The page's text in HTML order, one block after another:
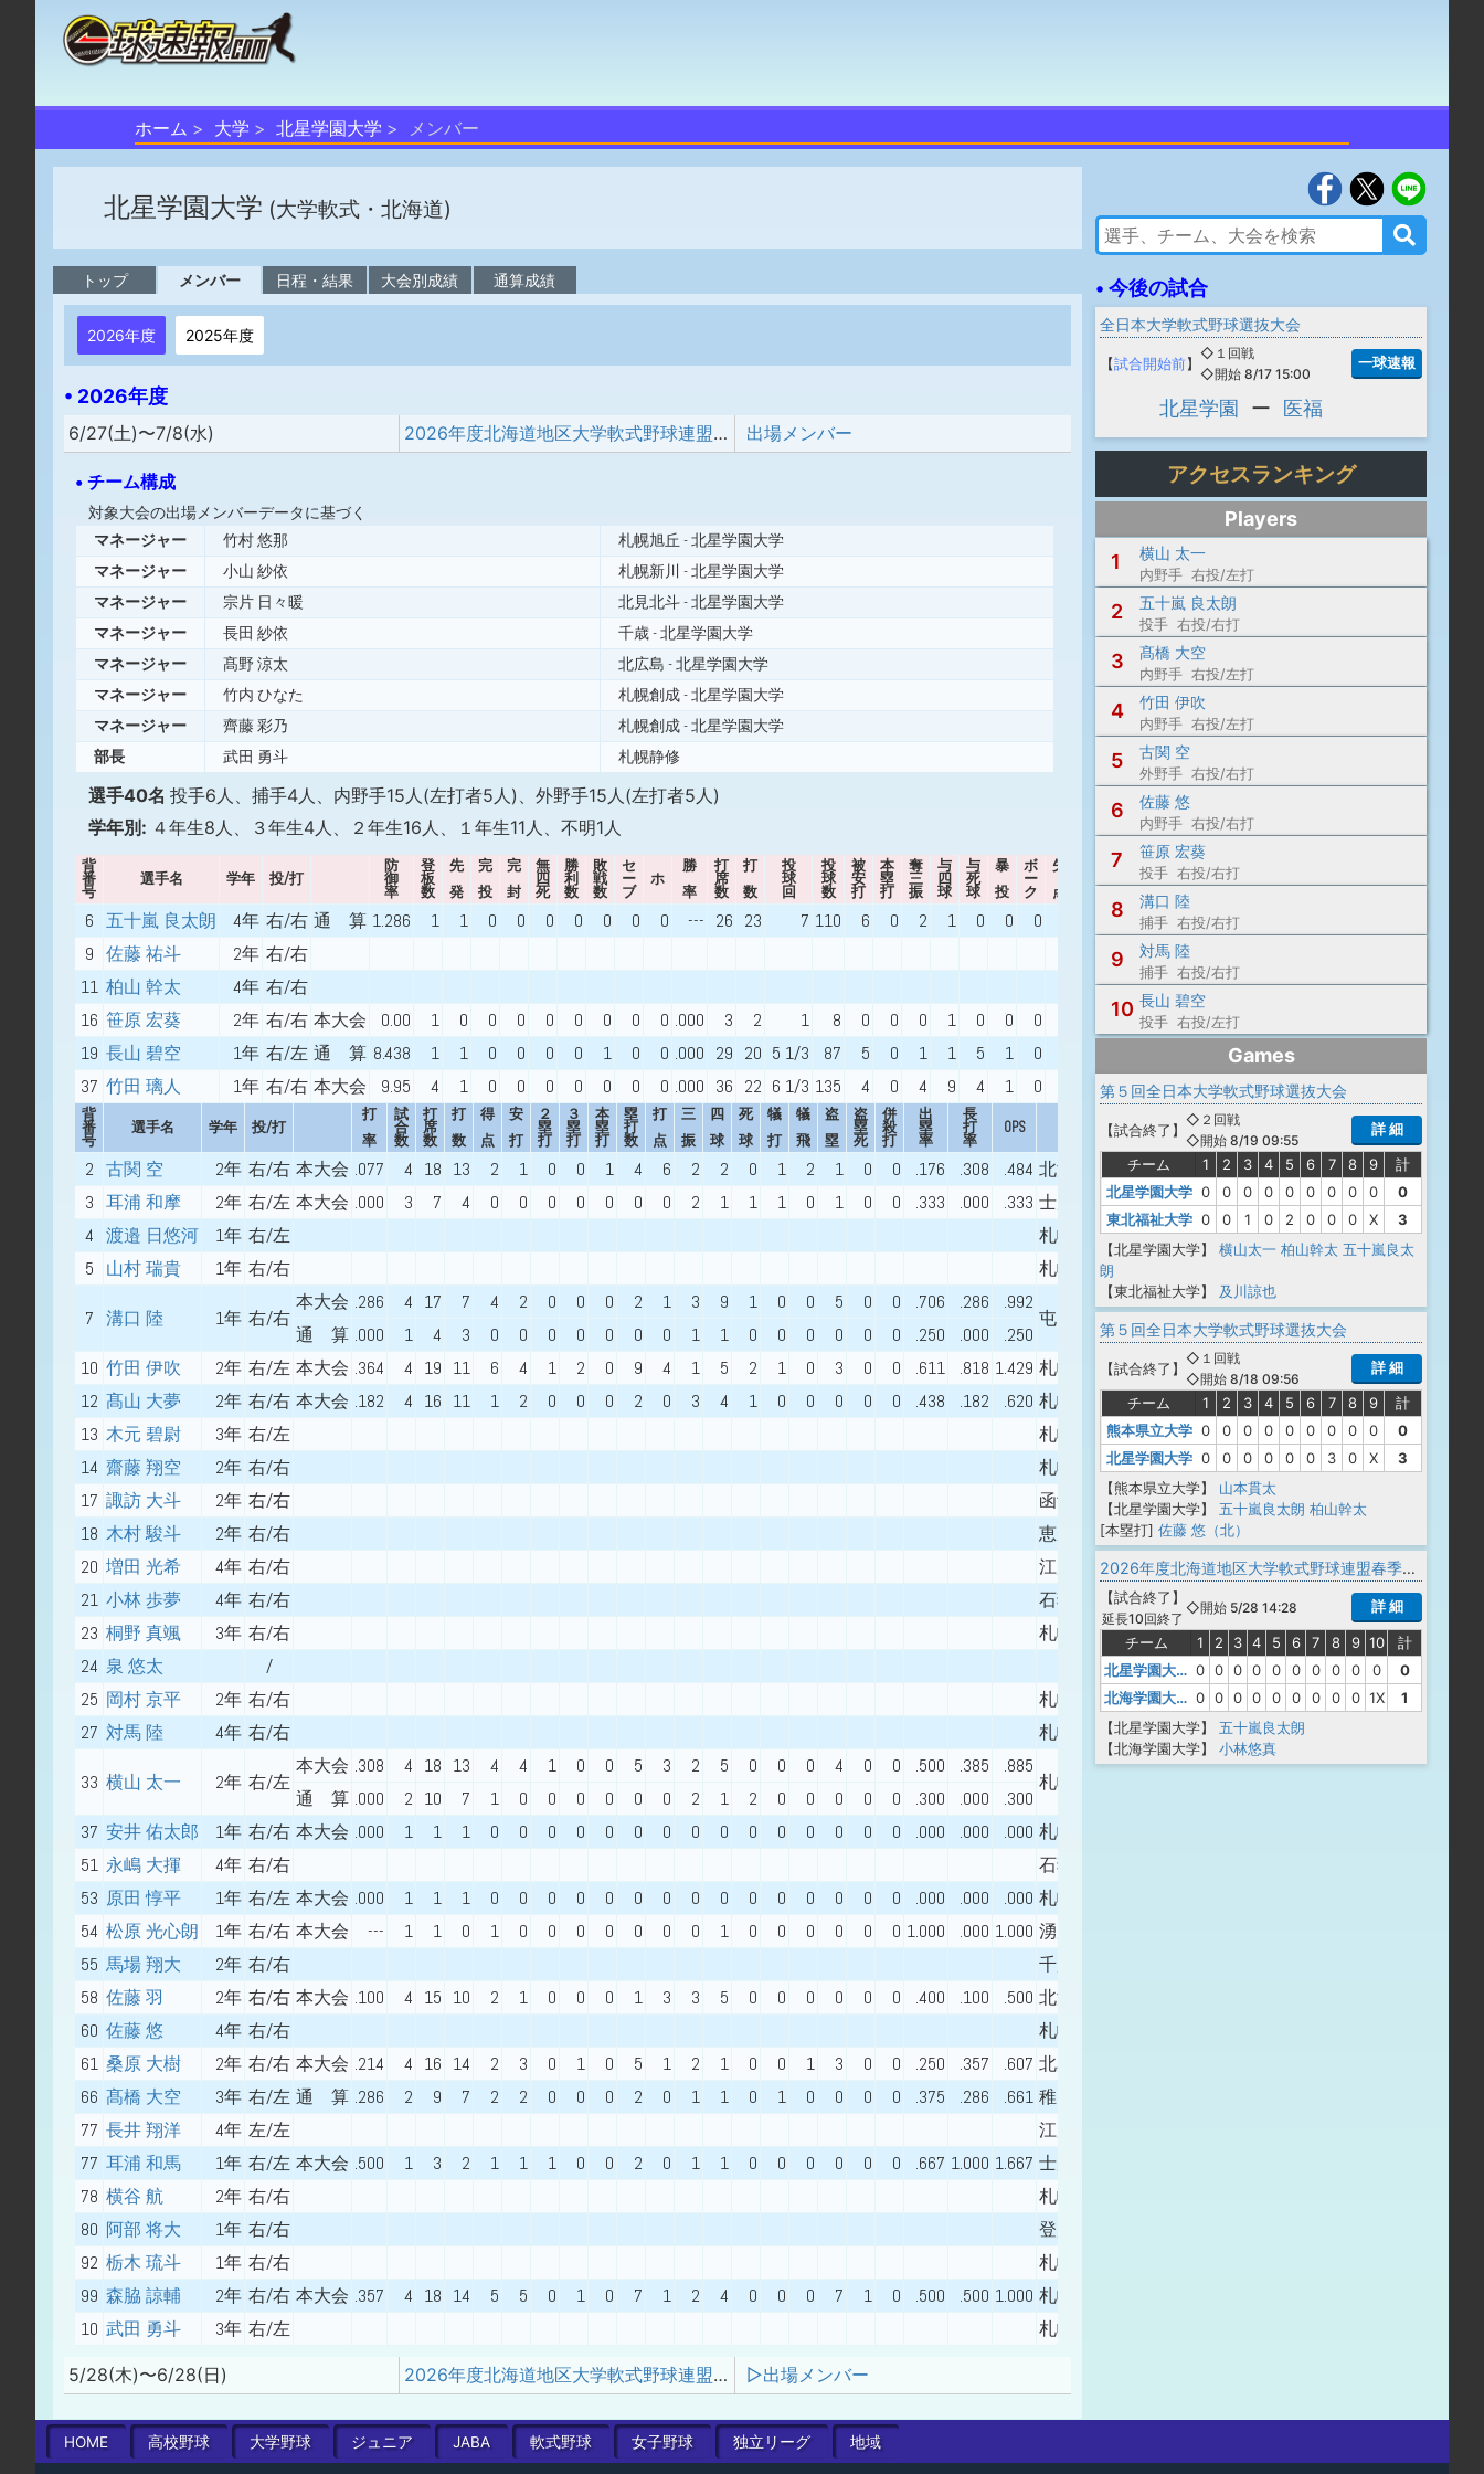
ホーム 大学 北星学園大学 メンバー
北星学園大学 (大学軟式・北海道)
トップ メンバー 日程・結果 大会別成績 通算成績
2026年度 2025年度
• 2026年度
6/27(土)〜7/8(水) 2026年度北海道地区大学軟式野球連盟新人戦大会 出場メンバー
• チーム構成
対象大会の出場メンバーデータに基づく
マネージャー 竹村 悠那
札幌旭丘 - 北星学園大学
マネージャー
小山 紗依
札幌新川 - 北星学園大学
マネージャー
宗片 日々暖
北見北斗 - 北星学園大学
マネージャー
長田 紗依
千歳 - 北星学園大学
マネージャー
髙野 涼太
北広島 - 北星学園大学
マネージャー
竹内 ひなた
札幌創成 - 北星学園大学
マネージャー
齊藤 彩乃
札幌創成 - 北星学園大学
部長
武田 勇斗 札幌静修
選手40名 投手6人、捕手4人、内野手15人(左打者5人)、外野手15人(左打者5人)
学年別: ４年生8人、３年生4人、２年生16人、１年生11人、不明1人
背
番
号
選手名 学年 投/打
防
御
率
登
板
数
先
発
完
投
完
封
無
四
死
勝
利
数
敗
戦
数
セ
ー
ブ
ホ
勝
率
打
席
数
打
数
投
球
回
投
球
数
被
安
打
本
塁
打
奪
三
振
与
四
球
与
死
球
暴
投
ボ
ー
ク
失
点
出身校
6 五十嵐 良太朗 4年 右/右 通 算 1.286 1 1 0 0 0 0 0 0 0 --- 26 23 7 110 6 0 2 1 0 0 0 1.00 北陽 - 札幌第一
9 佐藤 祐斗 2年 右/右
恵庭北
11 柏山 幹太 4年 右/右
札幌大谷
16 笹原 宏葵 2年 右/右 本大会 0.00 1 0 0 0 0 0 0 0 0 .000 3 2 1 8 0 0 0 1 0 0 0 1.00 札幌北陵
19 長山 碧空 1年 右/左 通 算 8.438 1 1 0 0 0 0 1 0 0 .000 29 20 5 1/3 87 5 0 1 1 5 1 0
札幌市立稲穂中学校 - 北海道科学大学
37 竹田 璃人 1年 右/右 本大会 9.95 4 1 0 0 0 0 0 0 0 .000 36 22 6 1/3 135 4 0 4 9 4 1 0 2.05 札幌西陵
背
番
号
選手名 学年 投/打
打
率
試
合
数
打
席
数
打
数
得
点
安
打
２
塁
打
３
塁
打
本
塁
打
塁
打
数
打
点
三
振
四
球
死
球
犠
打
犠
飛
盗
塁
盗
塁
死
併
殺
打
出
塁
率
長
打
率
OPS 出身校
2 古関 空 2年 右/右 本大会 .077 4 18 13 2 1 0 0 1 4 6 2 2 0 1 2 1 0 0 .176 .308 .484 北海道科学大学
3 耳浦 和摩 2年 右/左 本大会 .000 3 7 4 0 0 0 0 0 0 0 2 1 1 1 0 1 0 0 .333 .000 .333 士別翔雲
4 渡邉 日悠河 1年 右/左
札幌日本大学
5
山村 瑞貴 1年 右/右 札幌北斗
7 溝口 陸 1年 右/右
本大会 .286 4 17 7 4 2 0 0 0 2 1 3 9 1 0 0 5 0 0 .706 .286 .992
屯田北 - 札幌創成
通 算 .000 1 4 3 0 0 0 0 0 0 0 1 1 0 0 0 0 0 0 .250 .000
.250
10 竹田 伊吹 2年 右/左 本大会 .364 4 19 11 6 4 1 2 0 9 4 1 5 2 1 0 3 0 0 .611 .818 1.429 札幌大谷
12 髙山 大夢 2年 右/右 本大会 .182 4 16 11 1 2 0 0 0 2 0 3 4 1 0 0 0 0 0 .438 .182 .620 札幌平岡
13 木元 碧尉 3年 右/左
札幌大谷
14 齋藤 翔空 2年 右/右
札幌平岡
17 諏訪 大斗 2年 右/右
函館西
18 木村 駿斗 2年 右/右
恵庭南
20 増田 光希 4年 右/右
江別
21 小林 歩夢 4年 右/右
石狩南
23 桐野 真颯 3年 右/右
札幌創成
24 泉 悠太
/
25 岡村 京平 2年 右/右
札幌平岡
27 対馬 陸 4年 右/右 札幌北陵
33 横山 太一 2年 右/左
本大会 .308 4 18 13 4 4 1 0 0 5 3 2 5 0 0 0 4 0 0 .500 .385 .885
札幌大谷
通 算 .000 2 10 7 1 0 0 0 0 0 0 2 1 2 0 0 0 0 0 .300 .000
.300
37 安井 佑太郎 1年 右/右 本大会 .000 1 1 1 0 0 0 0 0 0 0 0 0 0 0 0 0 0 0 .000 .000 .000 札幌白石
51 永嶋 大揮 4年 右/右
石狩南
53 原田 惇平 1年 右/左 本大会 .000 1 1 1 0 0 0 0 0 0 0 0 0 0 0 0 0 0 0 .000 .000 .000 札幌白石
54 松原 光心朗 1年 右/右 本大会 --- 1 1 0 1 0 0 0 0 0 0 0 1 0 0 0 0 0 0 1.000 .000 1.000 湧別
55 馬場 翔大 2年 右/右
千歳
58 佐藤 羽 2年 右/右 本大会 .100 4 15 10 2 1 0 0 0 1 3 3 5 0 0 0 0 0 0 .400 .100 .500 北海道科学大学
60 佐藤 悠 4年 右/右
札幌国際情報
61 桑原 大樹 2年 右/右 本大会 .214 4 16 14 2 3 0 1 0 5 1 2 1 0 0 1 3 0 0 .250 .357 .607
66 髙橋 大空 3年 右/左 通 算 .286 2 9 7 2 2 0 0 0 2 0 1 1 0 1 0 0 0 0 .375 .286 .661
77 長井 翔洋 4年 左/左
江別
77 耳浦 和馬 1年 右/左 本大会 .500 1 3 2 1 1 1 0 0 2 0 1 1 0 0 0 0 0 0 .667 1.000 1.667 士別翔雲
78 横谷 航 2年 右/右
札幌平岡
80 阿部 将大 1年 右/右
92 栃木 琉斗 1年 右/右
札幌稲雲
99 森脇 諒輔 2年 右/右 本大会 .357 4 18 14 5 5 0 1 0 7 1 2 4 0 0 0 7 1 0 .500 .500 1.000 札幌西陵
10 武田 勇斗 3年 右/左 札幌静修
5/28(木)〜6/28(日) 2026年度北海道地区大学軟式野球連盟春季リーグ戦 1部 ▷出場メンバー
• 今後の試合
全日本大学軟式野球選抜大会
【試合開始前】
◇１回戦
◇開始 8/17 15:00
一球速報
北星学園 ー 医福
アクセスランキング
Players
1
横山 太一
内野手 右投/左打
2 五十嵐 良太朗
投手 右投/右打
3 髙橋 大空
内野手 右投/左打
4 竹田 伊吹
内野手 右投/左打
5 古関 空
外野手 右投/右打
6 佐藤 悠
内野手 右投/右打
7 笹原 宏葵
投手 右投/右打
8 溝口 陸
捕手 右投/右打
9 対馬 陸
捕手 右投/右打
10 長山 碧空
投手 右投/左打
Games
第５回全日本大学軟式野球選抜大会
【試合終了 】
◇２回戦
◇開始 8/19 09:55
詳 細
チーム 1 2 3 4 5 6 7 8 9
計
北星学園大学 0 0 0 0 0 0 0 0 0
0
東北福祉大学 0 0 1 0 2 0 0 0 X
3
【北星学園大学】
横山太一 柏山幹太 五十嵐良太
朗
【東北福祉大学】
及川諒也
第５回全日本大学軟式野球選抜大会
【試合終了 】
◇１回戦
◇開始 8/18 09:56
詳 細
チーム 1 2 3 4 5 6 7 8 9
計
熊本県立大学 0 0 0 0 0 0 0 0 0
0
北星学園大学 0 0 0 0 0 0 3 0 X
3
【熊本県立大学】
山本貫太
【北星学園大学】
五十嵐良太朗 柏山幹太
[本塁打] 佐藤 悠（北）
2026年度北海道地区大学軟式野球連盟春季リーグ戦 1部
【試合終了 】
延長10回終了
◇開始 5/28 14:28 詳 細
チーム 1 2 3 4 5 6 7 8 9 10
計
北星学園大学 0 0 0 0 0 0 0 0 0 0
0
北海学園大学 0 0 0 0 0 0 0 0 0 1X
1
【北星学園大学】
五十嵐良太朗
【北海学園大学】
小林悠真
HOME 高校野球 大学野球 ジュニア JABA 軟式野球 女子野球 独立リーグ 地域